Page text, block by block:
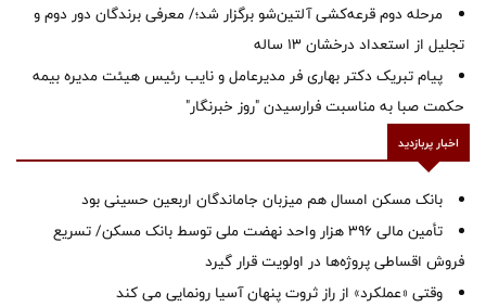
مرحله دوم قرعه‌کشی آلتین‌شو برگزار شد؛/ معرفی برندگان دور دوم و
تجلیل از استعداد درخشان ۱۳ ساله
پیام تبریک دکتر بهاری فر مدیرعامل و نایب رئیس هیئت مدیره بیمه
حکمت صبا به مناسبت فرارسیدن "روز خبرنگار"
اخبار پربازدید
بانک مسکن امسال هم میزبان جاماندگان اربعین حسینی بود
تأمین مالی ۳۹۶ هزار واحد نهضت ملی توسط بانک مسکن/ تسریع
فروش اقساطی پروژه‌ها در اولویت قرار گیرد
وقتی «عملکرد» از راز ثروت پنهان آسیا رونمایی می کند